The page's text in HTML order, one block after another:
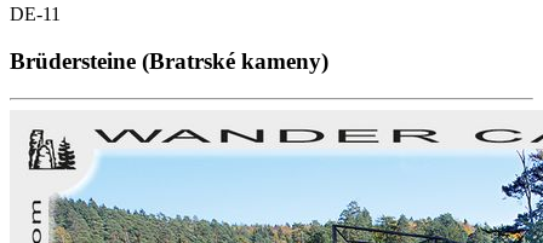
DE-11
Brüdersteine (Bratrské kameny)